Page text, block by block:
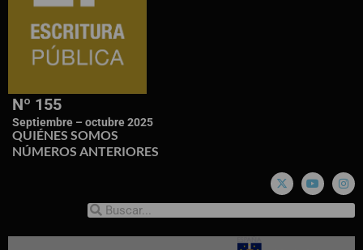
Nº 155
Septiembre – octubre 2025
QUIÉNES SOMOS
NÚMEROS ANTERIORES